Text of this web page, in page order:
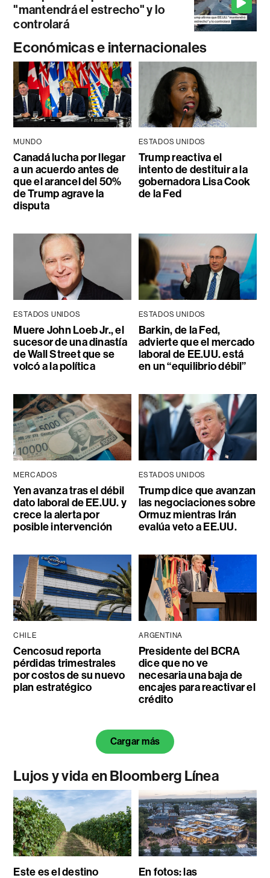
"mantendrá el estrecho" y lo
controlará
Económicas e internacionales
MUNDO
Canadá lucha por llegar
a un acuerdo antes de
que el arancel del 50%
de Trump agrave la
disputa
ESTADOS UNIDOS
Trump reactiva el
intento de destituir a la
gobernadora Lisa Cook
de la Fed
ESTADOS UNIDOS
Muere John Loeb Jr., el
sucesor de una dinastía
de Wall Street que se
volcó a la política
ESTADOS UNIDOS
Barkin, de la Fed,
advierte que el mercado
laboral de EE.UU. está
en un “equilibrio débil”
MERCADOS
Yen avanza tras el débil
dato laboral de EE.UU. y
crece la alerta por
posible intervención
ESTADOS UNIDOS
Trump dice que avanzan
las negociaciones sobre
Ormuz mientras Irán
evalúa veto a EE.UU.
CHILE
Cencosud reporta
pérdidas trimestrales
por costos de su nuevo
plan estratégico
ARGENTINA
Presidente del BCRA
dice que no ve
necesaria una baja de
encajes para reactivar el
crédito
Cargar más
Lujos y vida en Bloomberg Línea
Este es el destino
En fotos: las